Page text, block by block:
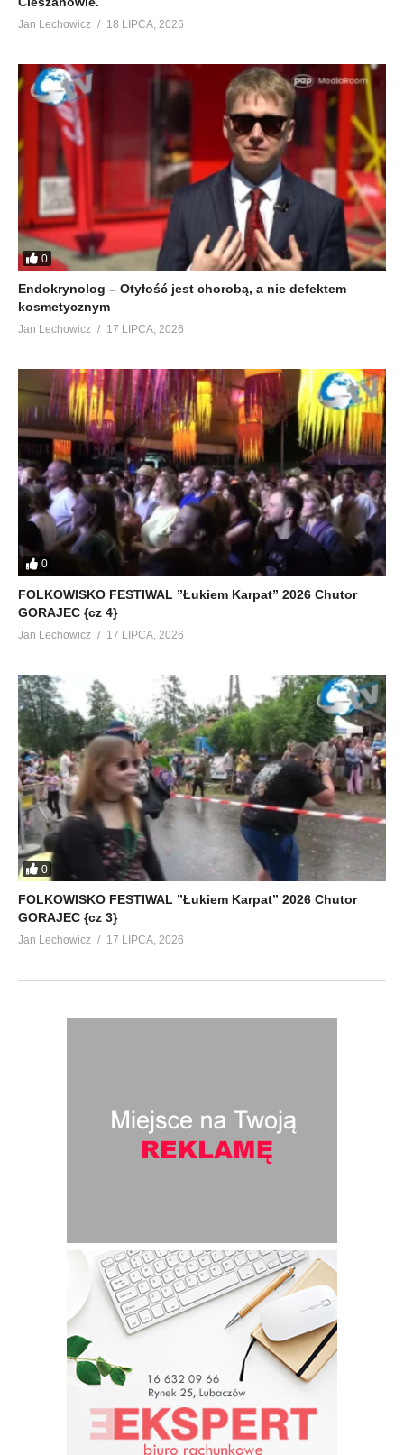
Jan Lechowicz 18 LIPCA, 2026
0
Endokrynolog – Otyłość jest chorobą, a nie defektem
kosmetycznym
Jan Lechowicz 17 LIPCA, 2026
0
FOLKOWISKO FESTIWAL ”Łukiem Karpat” 2026 Chutor
GORAJEC {cz 4}
Jan Lechowicz 17 LIPCA, 2026
0
FOLKOWISKO FESTIWAL ”Łukiem Karpat” 2026 Chutor
GORAJEC {cz 3}
Jan Lechowicz 17 LIPCA, 2026